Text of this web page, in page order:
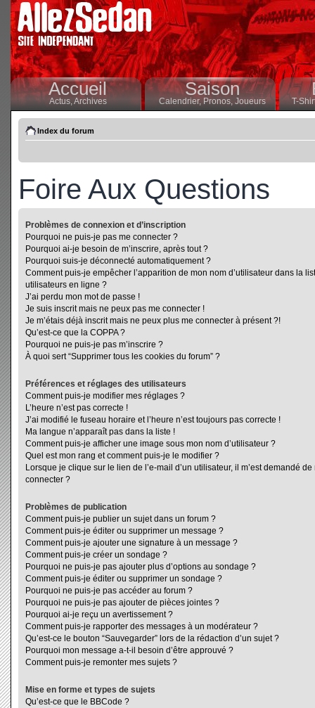
Accueil
Actus,Archives
Saison
Calendrier,Pronos, Joueurs T-
Index du forum
Foire Aux Questions
Problèmes de connexion et d’inscription
Pourquoi ne puis-je pas me connecter ?
Pourquoi ai-je besoin de m’inscrire, après tout ?
Pourquoi suis-je déconnecté automatiquement ?
Comment puis-je empêcher l’apparition de mon nom d’utilisateur dans la
utilisateurs en ligne ?
J’ai perdu mon mot de passe !
Je suis inscrit mais ne peux pas me connecter !
Je m’étais déjà inscrit mais ne peux plus me connecter à présent ?!
Qu’est-ce que la COPPA ?
Pourquoi ne puis-je pas m’inscrire ?
À quoi sert “Supprimer tous les cookies du forum” ?
Préférences et réglages des utilisateurs
Comment puis-je modifier mes réglages ?
L’heure n’est pas correcte !
J’ai modifié le fuseau horaire et l’heure n’est toujours pas correcte !
Ma langue n’apparaît pas dans la liste !
Comment puis-je afficher une image sous mon nom d’utilisateur ?
Quel est mon rang et comment puis-je le modifier ?
Lorsque je clique sur le lien de l’e-mail d’un utilisateur, il m’est demandé de
connecter ?
Problèmes de publication
Comment puis-je publier un sujet dans un forum ?
Comment puis-je éditer ou supprimer un message ?
Comment puis-je ajouter une signature à un message ?
Comment puis-je créer un sondage ?
Pourquoi ne puis-je pas ajouter plus d’options au sondage ?
Comment puis-je éditer ou supprimer un sondage ?
Pourquoi ne puis-je pas accéder au forum ?
Pourquoi ne puis-je pas ajouter de pièces jointes ?
Pourquoi ai-je reçu un avertissement ?
Comment puis-je rapporter des messages à un modérateur ?
Qu’est-ce le bouton “Sauvegarder” lors de la rédaction d’un sujet ?
Pourquoi mon message a-t-il besoin d’être approuvé ?
Comment puis-je remonter mes sujets ?
Mise en forme et types de sujets
Qu’est-ce que le BBCode ?